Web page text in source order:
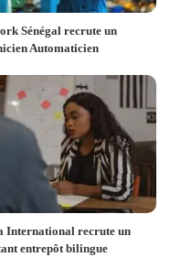
Sénégal recrute un
Automaticien
International recrute un
entrepôt bilingue